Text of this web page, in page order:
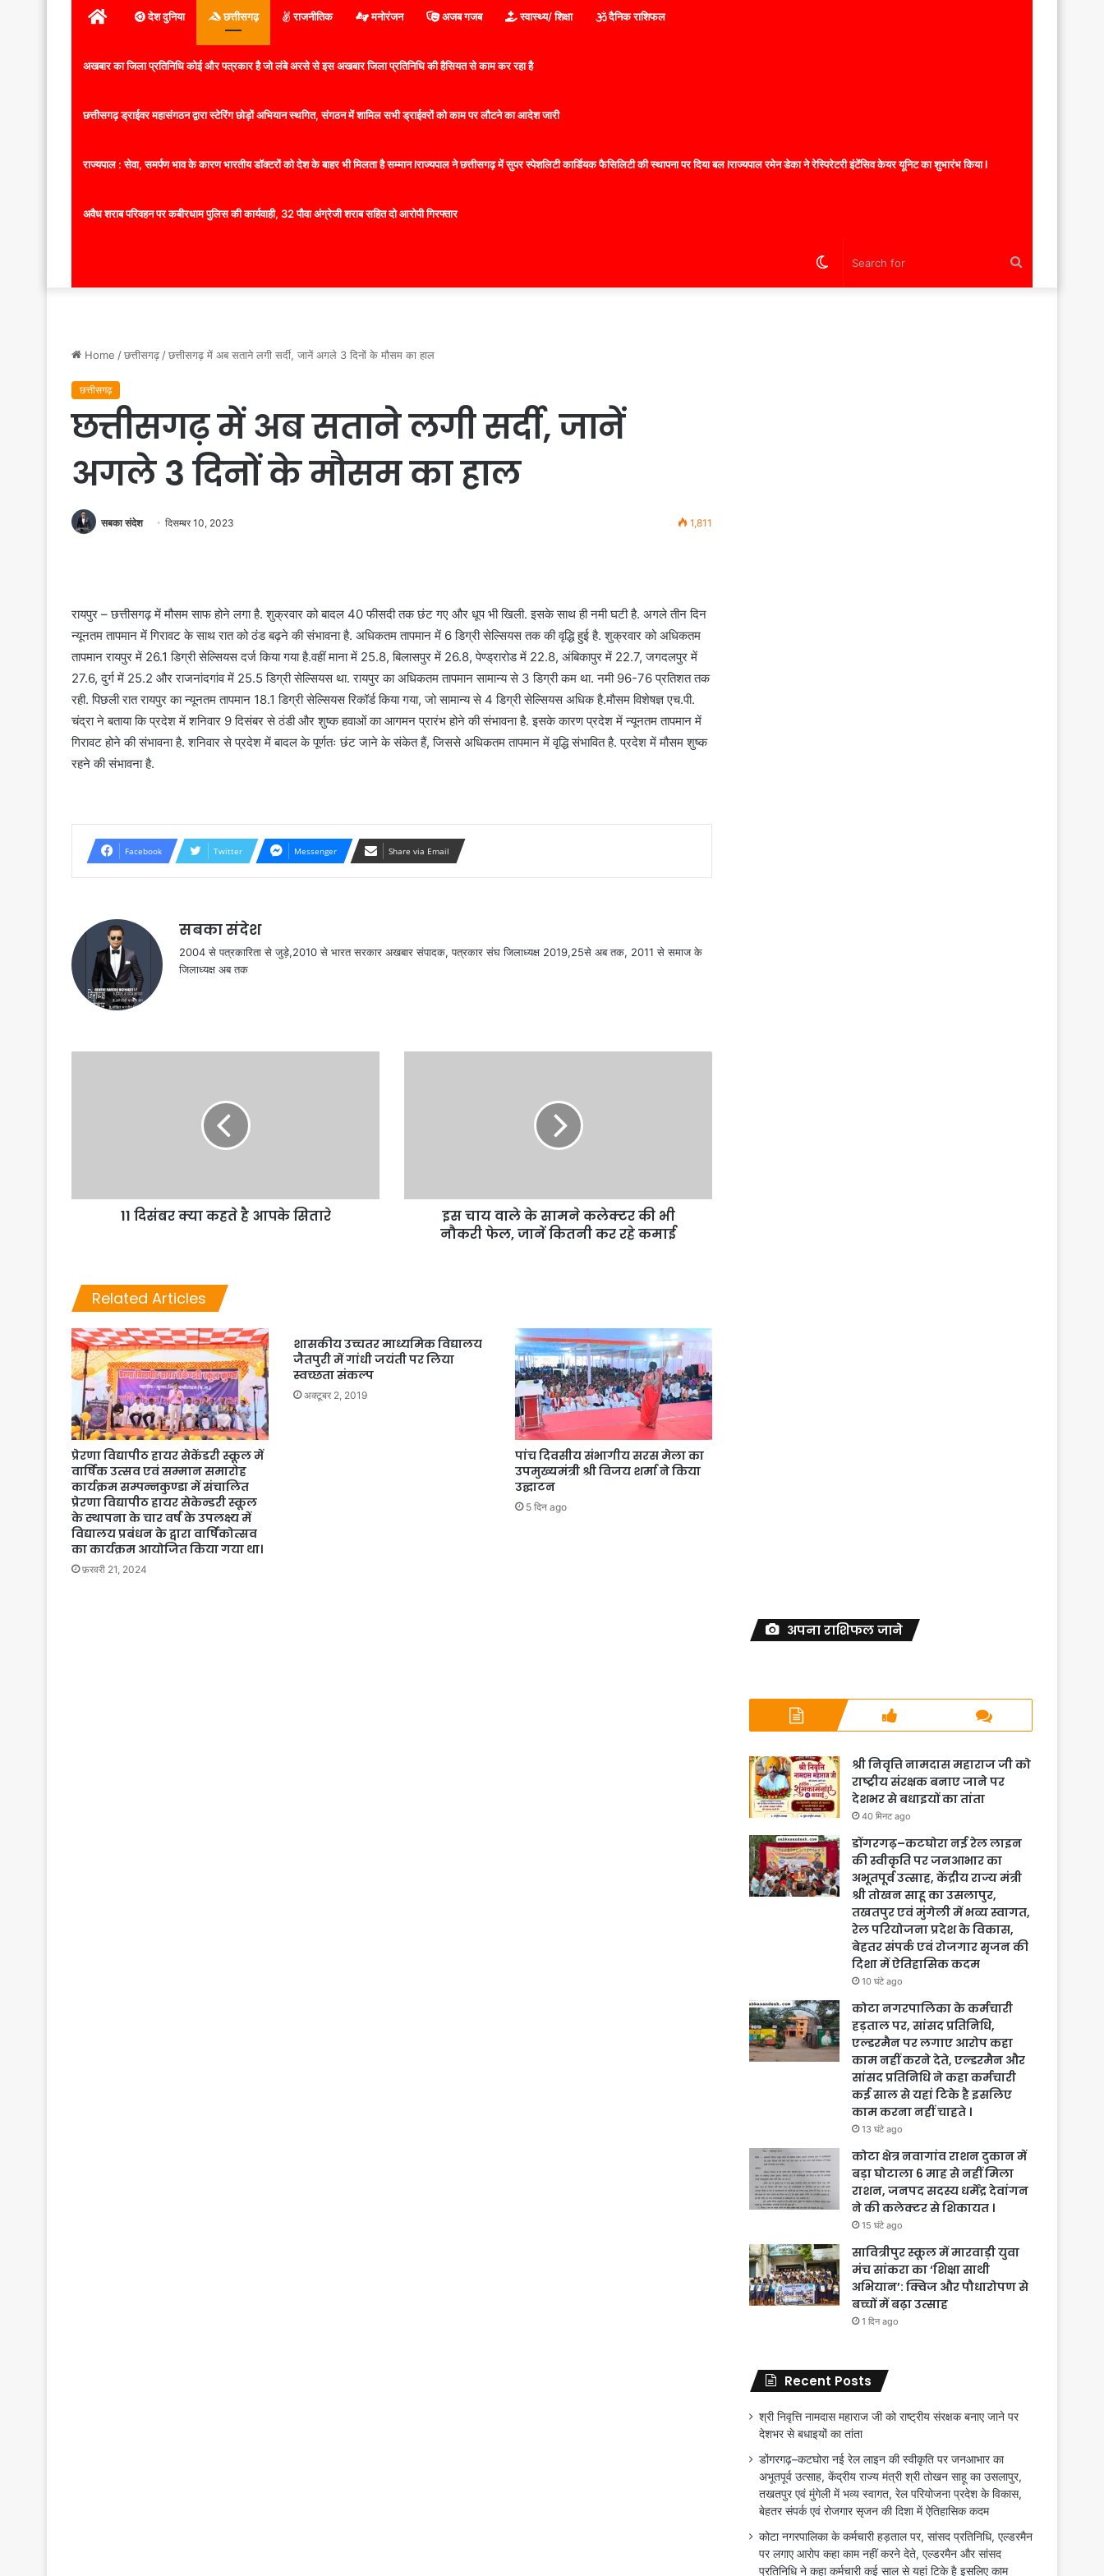
होम देश दुनिया छत्तीसगढ़ राजनीतिक मनोरंजन अजब गजब स्वास्थ्य/ शिक्षा दैनिक राशिफल
अखबार का जिला प्रतिनिधि कोई और पत्रकार है जो लंबे अरसे से इस अखबार जिला प्रतिनिधि की हैसियत से काम कर रहा है
छत्तीसगढ़ ड्राईवर महासंगठन द्वारा स्टेरिंग छोड़ों अभियान स्थगित, संगठन में शामिल सभी ड्राईवरों को काम पर लौटने का आदेश जारी
राज्यपाल : सेवा, समर्पण भाव के कारण भारतीय डॉक्टरों को देश के बाहर भी मिलता है सम्मान lराज्यपाल ने छत्तीसगढ़ में सुपर स्पेशलिटी कार्डियक फैसिलिटी की स्थापना पर दिया बल lराज्यपाल रमेन डेका ने रेस्पिरेटरी इंटेंसिव केयर यूनिट का शुभारंभ किया l
अवैध शराब परिवहन पर कबीरधाम पुलिस की कार्यवाही, 32 पौवा अंग्रेजी शराब सहित दो आरोपी गिरफ्तार
Switch
Home /छत्तीसगढ़ /छत्तीसगढ़ में अब सताने लगी सर्दी, जानें अगले 3 दिनों के मौसम का हाल
छत्तीसगढ़
छत्तीसगढ़ में अब सताने लगी सर्दी, जानें
अगले 3 दिनों के मौसम का हाल
सबका संदेश दिसम्बर 10, 2023 1,811
रायपुर – छत्तीसगढ़ में मौसम साफ होने लगा है. शुक्रवार को बादल 40 फीसदी तक छंट गए और धूप भी खिली. इसके साथ ही नमी घटी है. अगले तीन दिन
न्यूनतम तापमान में गिरावट के साथ रात को ठंड बढ़ने की संभावना है. अधिकतम तापमान में 6 डिग्री सेल्सियस तक की वृद्धि हुई है. शुक्रवार को अधिकतम
तापमान रायपुर में 26.1 डिग्री सेल्सियस दर्ज किया गया है.वहीं माना में 25.8, बिलासपुर में 26.8, पेण्ड्रारोड में 22.8, अंबिकापुर में 22.7, जगदलपुर में
27.6, दुर्ग में 25.2 और राजनांदगांव में 25.5 डिग्री सेल्सियस था. रायपुर का अधिकतम तापमान सामान्य से 3 डिग्री कम था. नमी 96-76 प्रतिशत तक
रही. पिछली रात रायपुर का न्यूनतम तापमान 18.1 डिग्री सेल्सियस रिकॉर्ड किया गया, जो सामान्य से 4 डिग्री सेल्सियस अधिक है.मौसम विशेषज्ञ एच.पी.
चंद्रा ने बताया कि प्रदेश में शनिवार 9 दिसंबर से ठंडी और शुष्क हवाओं का आगमन प्रारंभ होने की संभावना है. इसके कारण प्रदेश में न्यूनतम तापमान में
गिरावट होने की संभावना है. शनिवार से प्रदेश में बादल के पूर्णतः छंट जाने के संकेत हैं, जिससे अधिकतम तापमान में वृद्धि संभावित है. प्रदेश में मौसम शुष्क
रहने की संभावना है.
Facebook Twitter Messenger Share via Email
सबका संदेश
2004 से पत्रकारिता से जुड़े,2010 से भारत सरकार अखबार संपादक, पत्रकार संघ जिलाध्यक्ष 2019,25से अब तक, 2011 से समाज के
जिलाध्यक्ष अब तक
11 दिसंबर क्या कहते है आपके सितारे
इस चाय वाले के सामने कलेक्टर की भी
नौकरी फेल, जानें कितनी कर रहे कमाई
Related Articles
प्रेरणा विद्यापीठ हायर सेकेंडरी स्कूल में
वार्षिक उत्सव एवं सम्मान समारोह
कार्यक्रम सम्पन्नकुण्डा में संचालित
प्रेरणा विद्यापीठ हायर सेकेन्डरी स्कूल
के स्थापना के चार वर्ष के उपलक्ष्य में
विद्यालय प्रबंधन के द्वारा वार्षिकोत्सव
का कार्यक्रम आयोजित किया गया था।
फ़रवरी 21, 2024
शासकीय उच्चतर माध्यमिक विद्यालय
जैतपुरी में गांधी जयंती पर लिया
स्वच्छता संकल्प
अक्टूबर 2, 2019
पांच दिवसीय संभागीय सरस मेला का
उपमुख्यमंत्री श्री विजय शर्मा ने किया
उद्घाटन
5 दिन ago
अपना राशिफल जाने
श्री निवृत्ति नामदास महाराज जी को
राष्ट्रीय संरक्षक बनाए जाने पर
देशभर से बधाइयों का तांता
40 मिनट ago
डोंगरगढ़–कटघोरा नई रेल लाइन
की स्वीकृति पर जनआभार का
अभूतपूर्व उत्साह, केंद्रीय राज्य मंत्री
श्री तोखन साहू का उसलापुर,
तखतपुर एवं मुंगेली में भव्य स्वागत,
रेल परियोजना प्रदेश के विकास,
बेहतर संपर्क एवं रोजगार सृजन की
दिशा में ऐतिहासिक कदम
10 घंटे ago
कोटा नगरपालिका के कर्मचारी
हड़ताल पर, सांसद प्रतिनिधि,
एल्डरमैन पर लगाए आरोप कहा
काम नहीं करने देते, एल्डरमैन और
सांसद प्रतिनिधि ने कहा कर्मचारी
कई साल से यहां टिके है इसलिए
काम करना नहीं चाहते ।
13 घंटे ago
कोटा क्षेत्र नवागांव राशन दुकान में
बड़ा घोटाला 6 माह से नहीं मिला
राशन, जनपद सदस्य धर्मेंद्र देवांगन
ने की कलेक्टर से शिकायत ।
15 घंटे ago
सावित्रीपुर स्कूल में मारवाड़ी युवा
मंच सांकरा का ‘शिक्षा साथी
अभियान’: क्विज और पौधारोपण से
बच्चों में बढ़ा उत्साह
1 दिन ago
Recent Posts
श्री निवृत्ति नामदास महाराज जी को राष्ट्रीय संरक्षक बनाए जाने पर
देशभर से बधाइयों का तांता
डोंगरगढ़–कटघोरा नई रेल लाइन की स्वीकृति पर जनआभार का
अभूतपूर्व उत्साह, केंद्रीय राज्य मंत्री श्री तोखन साहू का उसलापुर,
तखतपुर एवं मुंगेली में भव्य स्वागत, रेल परियोजना प्रदेश के विकास,
बेहतर संपर्क एवं रोजगार सृजन की दिशा में ऐतिहासिक कदम
कोटा नगरपालिका के कर्मचारी हड़ताल पर, सांसद प्रतिनिधि, एल्डरमैन
पर लगाए आरोप कहा काम नहीं करने देते, एल्डरमैन और सांसद
प्रतिनिधि ने कहा कर्मचारी कई साल से यहां टिके है इसलिए काम